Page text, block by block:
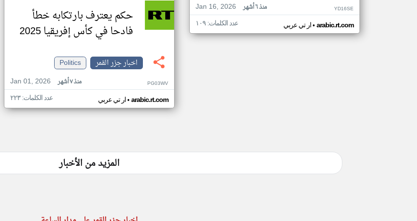
Jan 16, 2026
منذ ٦ أشهر YD16SE
ار تي عربي• arabic.rt.com عدد الكلمات: ١٠٩
حكم يعترف بارتكابه خطأ
فادحا في كأس إفريقيا 2025
اخبار جزر القمر
Politics
Jan 01, 2026
منذ ٧ أشهر PG03WV
ار تي عربي• arabic.rt.com عدد الكلمات: ٢٢٣
المزيد من الأخبار